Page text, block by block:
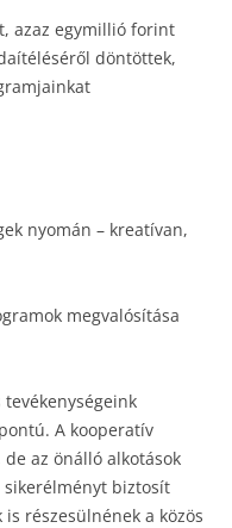
azaz egymillió forint
döntöttek,
nyomán – kreatívan,
megvalósítása
A kooperatív
az önálló alkotások
biztosít
részesülnének a közös